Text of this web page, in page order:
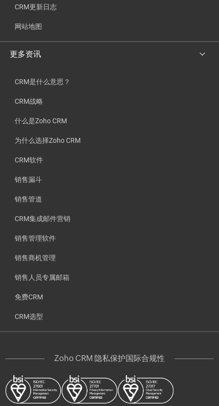
CRM更新日志
网站地图
更多资讯
CRM是什么意思？
CRM战略
什么是Zoho CRM
为什么选择Zoho CRM
CRM软件
销售漏斗
销售管道
CRM集成邮件营销
销售管理软件
销售商机管理
销售人员专属邮箱
免费CRM
CRM选型
Zoho CRM 隐私保护国际合规性